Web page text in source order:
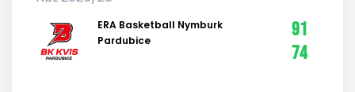
ERA Basketball Nymburk
Pardubice
91
74